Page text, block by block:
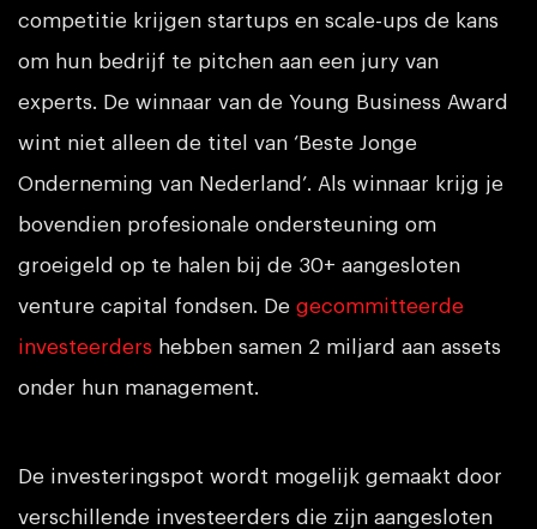
competitie krijgen startups en scale-ups de kans
om hun bedrijf te pitchen aan een jury van
experts. De winnaar van de Young Business Award
wint niet alleen de titel van ‘Beste Jonge
Onderneming van Nederland’. Als winnaar krijg je
bovendien profesionale ondersteuning om
groeigeld op te halen bij de 30+ aangesloten
venture capital fondsen. De gecommitteerde
investeerders hebben samen 2 miljard aan assets
onder hun management.
De investeringspot wordt mogelijk gemaakt door
verschillende investeerders die zijn aangesloten